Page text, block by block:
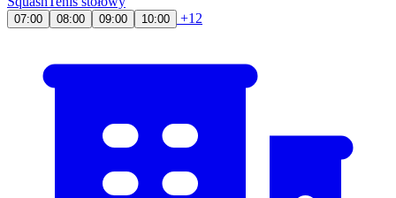
07:00 08:00 09:00 10:00 +12